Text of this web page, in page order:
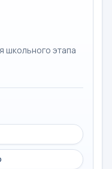
школьного этапа